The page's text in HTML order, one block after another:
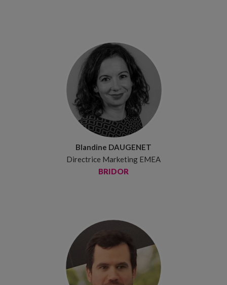
Blandine DAUGENET
Directrice Marketing EMEA
BRIDOR